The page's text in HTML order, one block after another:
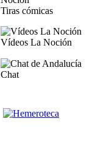
Tiras cómicas
Vídeos La Noción
Chat